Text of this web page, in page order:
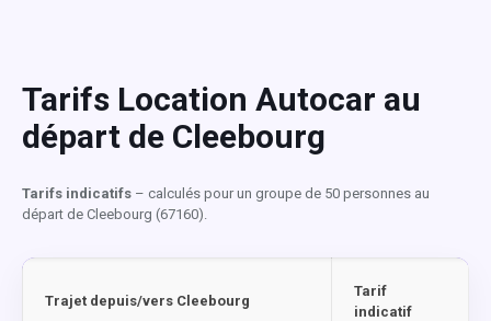
Tarifs Location Autocar au
départ de Cleebourg
Tarifs indicatifs – calculés pour un groupe de 50 personnes au
départ de Cleebourg (67160).
Trajet depuis/vers Cleebourg
Tarif
indicatif